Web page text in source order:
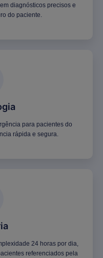
diagnósticos precisos e
do paciente.
para pacientes do
rápida e segura.
24 horas por dia,
referenciados pela